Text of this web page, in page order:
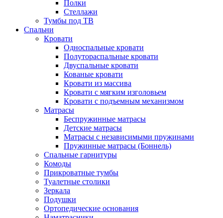
Полки
Стеллажи
Тумбы под ТВ
Спальни
Кровати
Односпальные кровати
Полутораспальные кровати
Двуспальные кровати
Кованые кровати
Кровати из массива
Кровати с мягким изголовьем
Кровати с подъемным механизмом
Матрасы
Беспружинные матрасы
Детские матрасы
Матрасы с независимыми пружинами
Пружинные матрасы (Боннель)
Спальные гарнитуры
Комоды
Прикроватные тумбы
Туалетные столики
Зеркала
Подушки
Ортопедические основания